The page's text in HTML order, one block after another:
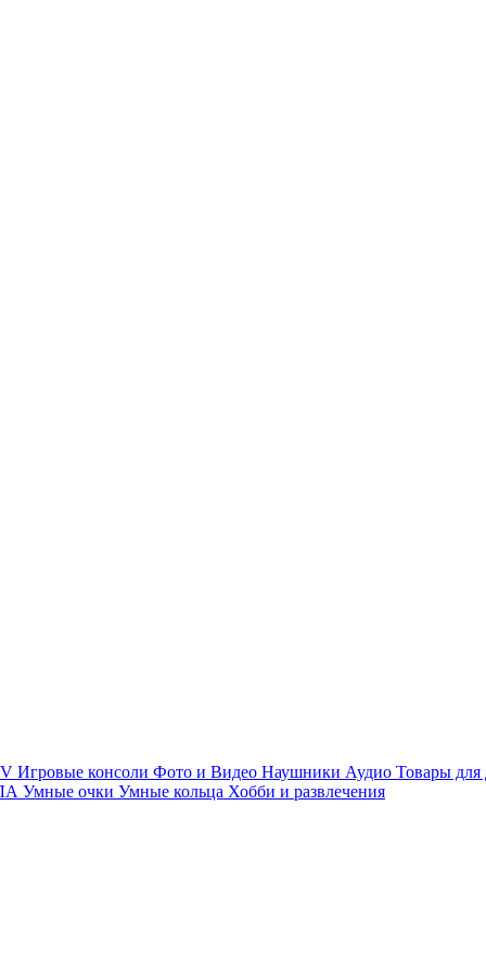
Игровые консоли Фото и Видео Наушники Аудио Товары для
Умные очки Умные кольца Хобби и развлечения